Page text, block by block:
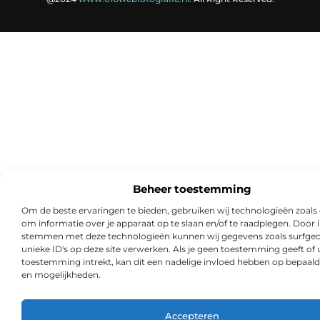
Beheer toestemming
Om de beste ervaringen te bieden, gebruiken wij technologieën zoals
om informatie over je apparaat op te slaan en/of te raadplegen. Door
stemmen met deze technologieën kunnen wij gegevens zoals
unieke ID's op deze site verwerken. Als je geen toestemming geeft of
toestemming intrekt, kan dit een nadelige invloed hebben op
en mogelijkheden.
Accepteren